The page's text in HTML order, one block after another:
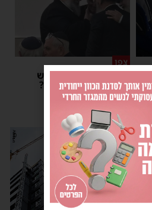
צפו
על מה שוחחו מ"מ ראש
העיר והחיד"א אברג׳ל?
יוסי יחזקאלי |
23:37